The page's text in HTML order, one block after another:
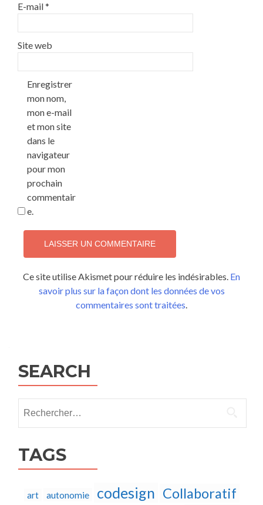
E-mail*
Site web
Enregistrer
mon nom,
mon e-mail
et mon site
dans le
navigateur
pour mon
prochain
commentair
e.
Ce site utilise Akismet pour réduire les indésirables. En
savoir plus sur la façon dont les données de vos
commentaires sont traitées.
SEARCH
TAGS
art autonomie codesign Collaboratif